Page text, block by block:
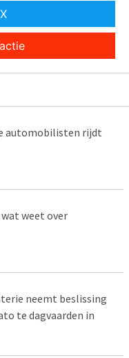
automobilisten rijdt
weet over
neemt beslissing
te dagvaarden in